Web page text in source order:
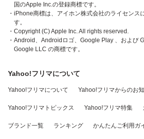
国のApple Inc.の登録商標です。
・iPhone商標は、アイホン株式会社のライセンス
す。
・Copyright (C) Apple Inc. All rights reserved.
・Android、Androidロゴ、Google Play 、および
Google LLC の商標です。
Yahoo!フリマについて
Yahoo!フリマについて Yahoo!フリマからのお
Yahoo!フリマトピックス Yahoo!フリマ特集
ブランド一覧 ランキング かんたんご利用ガ